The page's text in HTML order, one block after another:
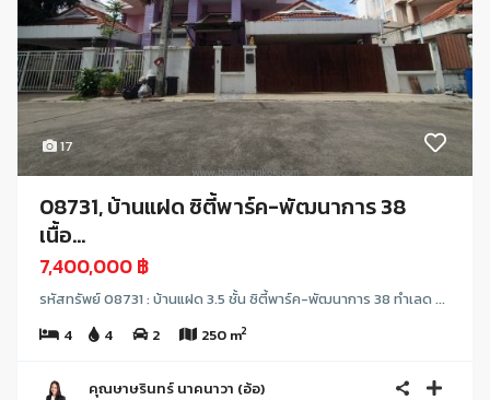
17
08731, บ้านแฝด ซิตี้พาร์ค-พัฒนาการ 38
เนื้อ...
7,400,000 ฿
รหัสทรัพย์ 08731 : บ้านแฝด 3.5 ชั้น ซิตี้พาร์ค-พัฒนาการ 38 ทำเลด ...
4
4 2 250 m2
คุณษาษรินทร์ นาคนาวา (อ้อ)